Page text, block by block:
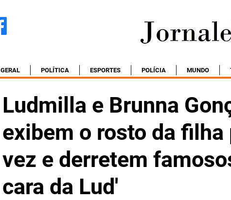
GERAL POLÍTICA ESPORTES POLÍCIA MUNDO
Ludmilla e Brunna
exibem o rosto da
vez e derretem
cara da Lud'